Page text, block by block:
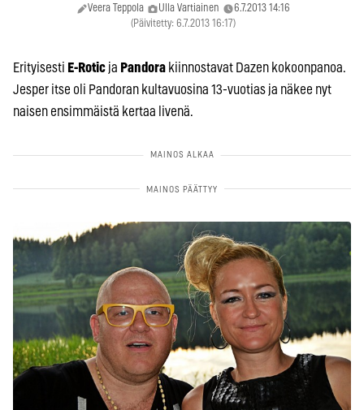
Veera Teppola Ulla Vartiainen 6.7.2013 14:16
(Päivitetty: 6.7.2013 16:17)
Erityisesti E-Rotic ja Pandora kiinnostavat Dazen kokoonpanoa.
Jesper itse oli Pandoran kultavuosina 13-vuotias ja näkee nyt
naisen ensimmäistä kertaa livenä.